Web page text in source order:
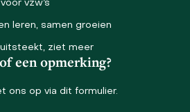
vzw’s
leren, samen groeien
uitsteekt, ziet meer
een opmerking?
ons op via dit formulier.